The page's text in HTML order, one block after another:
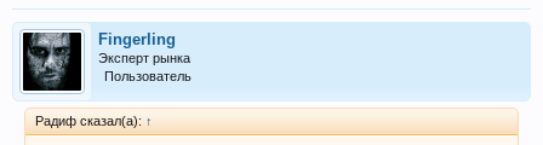
Fingerling
Эксперт рынка
Пользователь
Радиф сказал(а): ↑